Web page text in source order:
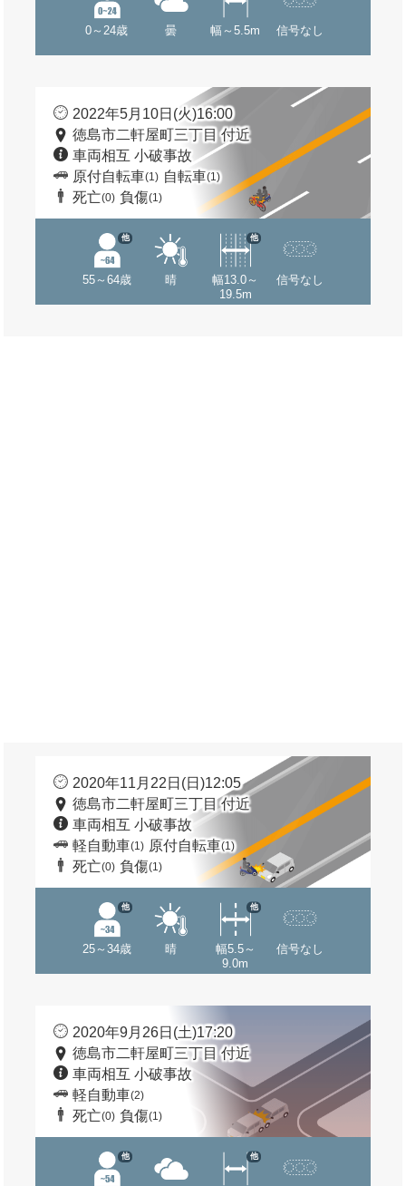
0～24歳 曇 幅～5.5m 信号なし
2022年5月10日(火)16:00
徳島市二軒屋町三丁目 付近
車両相互 小破事故
原付自転車(1) 自転車(1)
死亡(0) 負傷(1)
55～64歳
他
晴
幅13.0～
19.5m
他
信号なし
2020年11月22日(日)12:05
徳島市二軒屋町三丁目 付近
車両相互 小破事故
軽自動車(1) 原付自転車(1)
死亡(0) 負傷(1)
25～34歳
他
晴
幅5.5～
9.0m
他
信号なし
2020年9月26日(土)17:20
徳島市二軒屋町三丁目 付近
車両相互 小破事故
軽自動車(2)
死亡(0) 負傷(1)
他 他